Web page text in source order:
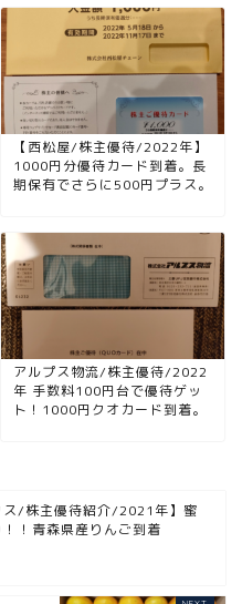
【西松屋/株主優待/2022年】
1000円分優待カード到着。長
期保有でさらに500円プラス。
アルプス物流/株主優待/2022
年 手数料100円台で優待ゲッ
ト！1000円クオカード到着。
ス/株主優待紹介/2021年】蜜
！青森県産りんご到着